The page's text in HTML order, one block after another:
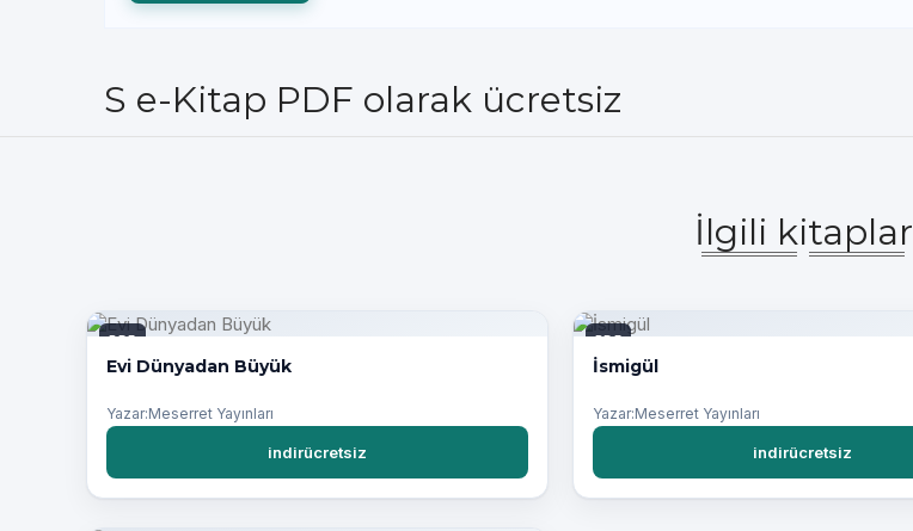
S e-Kitap PDF olarak ücretsiz
İlgili kitaplar
PDF
Evi Dünyadan Büyük
Yazar:Meserret Yayınları
indirücretsiz
PDF
İsmigül
Yazar:Meserret Yayınları
indirücretsiz